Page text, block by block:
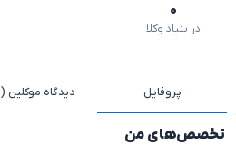
۰
در بنیاد وکلا
پروفایل دیدگاه موکلین (۰)
تخصص‌های من